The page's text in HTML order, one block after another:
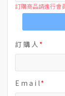
訂購商品請進行會
訂 購 人
E m a i l